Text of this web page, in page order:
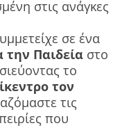
στις ανάγκες
σε ένα
Παιδεία στο
το
τον
τις
που